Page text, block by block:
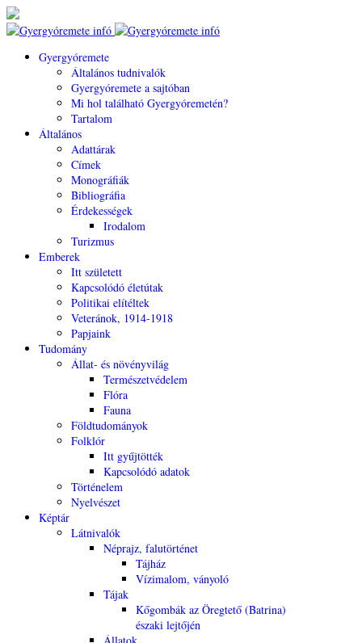
Gyergyóremete
Általános tudnivalók
Gyergyóremete a sajtóban
Mi hol található Gyergyóremetén?
Tartalom
Általános
Adattárak
Címek
Monográfiák
Bibliográfia
Érdekességek
Irodalom
Turizmus
Emberek
Itt született
Kapcsolódó életútak
Politikai elítéltek
Veteránok, 1914-1918
Papjaink
Tudomány
Állat- és növényvilág
Természetvédelem
Flóra
Fauna
Földtudományok
Folklór
Itt gyűjtötték
Kapcsolódó adatok
Történelem
Nyelvészet
Képtár
Látnivalók
Néprajz, falutörténet
Tájház
Vízimalom, ványoló
Tájak
Kőgombák az Öregtető (Batrina)
északi lejtőjén